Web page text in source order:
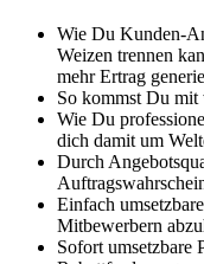
Wie Du Kunden-
Weizen trennen
mehr Ertrag
So kommst Du mit
Wie Du
dich damit um
Durch
Einfach
Mitbewerbern
Sofort umsetzbare